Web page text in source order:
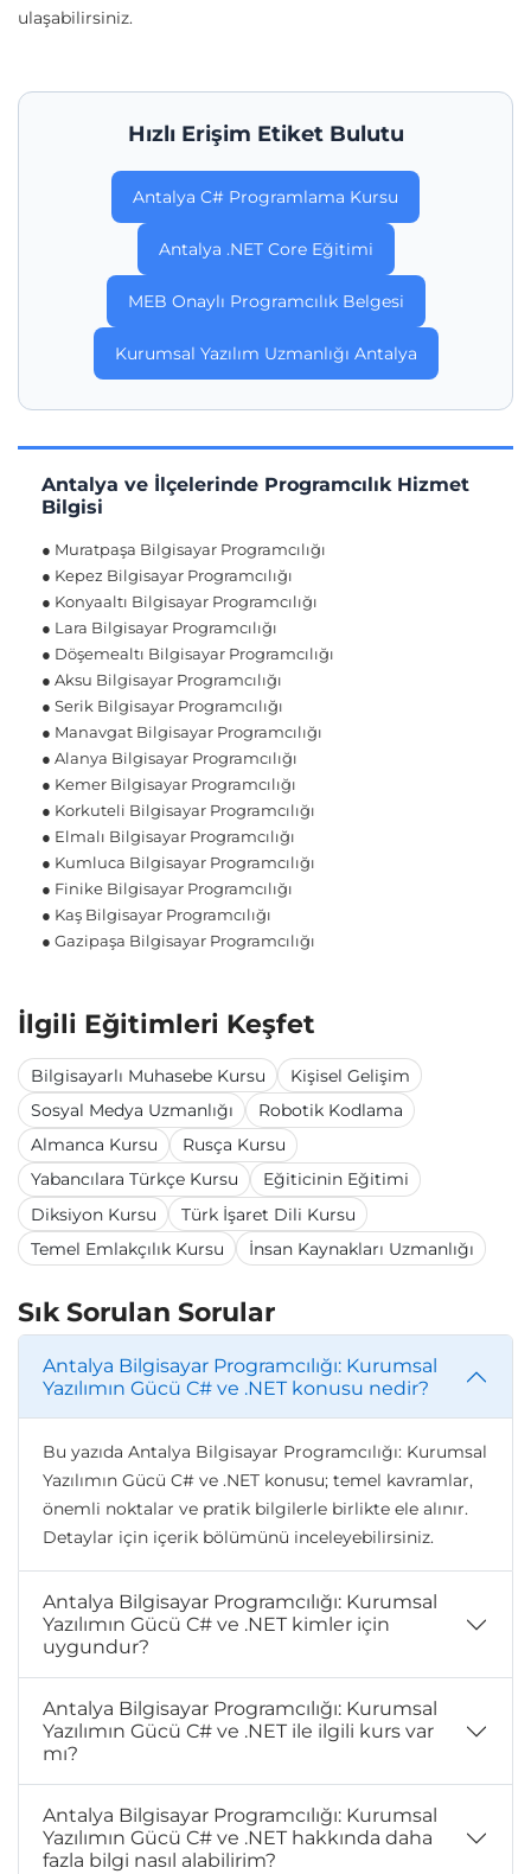
ulaşabilirsiniz.
Hızlı Erişim Etiket Bulutu
Antalya C# Programlama Kursu
Antalya .NET Core Eğitimi
MEB Onaylı Programcılık Belgesi
Kurumsal Yazılım Uzmanlığı Antalya
Antalya ve İlçelerinde Programcılık Hizmet
Bilgisi
● Muratpaşa Bilgisayar Programcılığı
● Kepez Bilgisayar Programcılığı
● Konyaaltı Bilgisayar Programcılığı
● Lara Bilgisayar Programcılığı
● Döşemealtı Bilgisayar Programcılığı
● Aksu Bilgisayar Programcılığı
● Serik Bilgisayar Programcılığı
● Manavgat Bilgisayar Programcılığı
● Alanya Bilgisayar Programcılığı
● Kemer Bilgisayar Programcılığı
● Korkuteli Bilgisayar Programcılığı
● Elmalı Bilgisayar Programcılığı
● Kumluca Bilgisayar Programcılığı
● Finike Bilgisayar Programcılığı
● Kaş Bilgisayar Programcılığı
● Gazipaşa Bilgisayar Programcılığı
İlgili Eğitimleri Keşfet
Bilgisayarlı Muhasebe Kursu
Kişisel Gelişim
Sosyal Medya Uzmanlığı
Robotik Kodlama
Almanca Kursu
Rusça Kursu
Yabancılara Türkçe Kursu
Eğiticinin Eğitimi
Diksiyon Kursu
Türk İşaret Dili Kursu
Temel Emlakçılık Kursu
İnsan Kaynakları Uzmanlığı
Sık Sorulan Sorular
Antalya Bilgisayar Programcılığı: Kurumsal
Yazılımın Gücü C# ve .NET konusu nedir?
Bu yazıda Antalya Bilgisayar Programcılığı: Kurumsal
Yazılımın Gücü C# ve .NET konusu; temel kavramlar,
önemli noktalar ve pratik bilgilerle birlikte ele alınır.
Detaylar için içerik bölümünü inceleyebilirsiniz.
Antalya Bilgisayar Programcılığı: Kurumsal
Yazılımın Gücü C# ve .NET kimler için
uygundur?
Antalya Bilgisayar Programcılığı: Kurumsal
Yazılımın Gücü C# ve .NET ile ilgili kurs var
mı?
Antalya Bilgisayar Programcılığı: Kurumsal
Yazılımın Gücü C# ve .NET hakkında daha
fazla bilgi nasıl alabilirim?